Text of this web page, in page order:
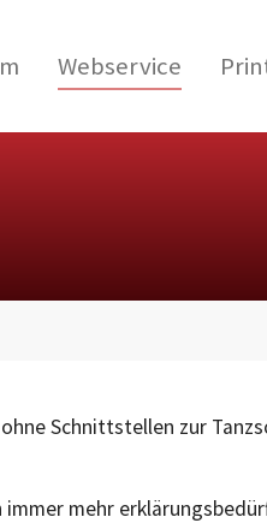
Webservice
Schnittstellen zur
mehr